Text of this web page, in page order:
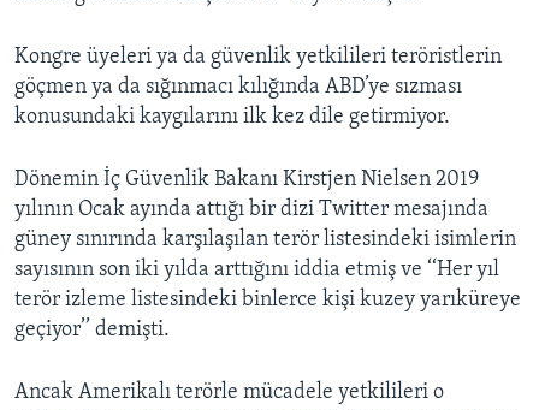
Kongre üyeleri ya da güvenlik yetkilileri teröristlerin
göçmen ya da sığınmacı kılığında ABD’ye sızması
konusundaki kaygılarını ilk kez dile getirmiyor.
Dönemin İç Güvenlik Bakanı Kirstjen Nielsen 2019
yılının Ocak ayında attığı bir dizi Twitter mesajında
güney sınırında karşılaşılan terör listesindeki isimlerin
sayısının son iki yılda arttığını iddia etmiş ve ‘‘Her yıl
terör izleme listesindeki binlerce kişi kuzey yarıküreye
geçiyor’’ demişti.
Ancak Amerikalı terörle mücadele yetkilileri o